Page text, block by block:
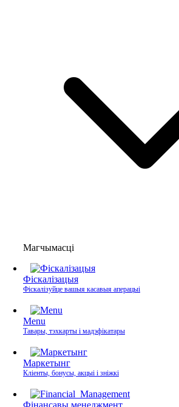
Магчымасці
Фіскалізацыя
Фіскалізуйце вашыя касавыя аперацыі
Menu
Тавары, тэхкарты і мадэфікатары
Маркетынг
Кліенты, бонусы, акцыі і зніжкі
Фінансавы менеджмент